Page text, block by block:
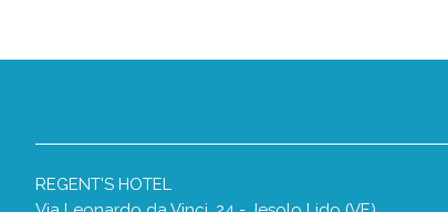
REGENT'S HOTEL